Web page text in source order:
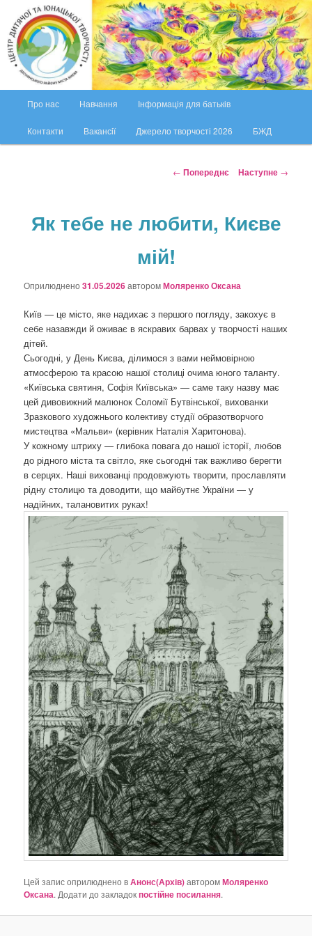
Перейти
основного
вмістуЦДЮТ Деснянського району міста
Києва
ЦДЮТ Деснянського району міста Києва
о
Про нас Навчання Інформація для батьків
Контакти Вакансії Джерело творчості 2026 БЖД
Н
і
г
ц
я
о
з
п
и
с
а
х
← Попереднє Наступне →
Як тебе не любити, Києве
мій!
Оприлюднено31.05.2026авторомМоляренко Оксана
Київ — це місто, яке надихає з першого погляду, закохує в
себе назавжди й оживає в яскравих барвах у творчості наших
дітей.
Сьогодні, у День Києва, ділимося з вами неймовірною
атмосферою та красою нашої столиці очима юного таланту.
«Київська святиня, Софія Київська» — саме таку назву має
цей дивовижний малюнок Соломії Бутвінської, вихованки
Зразкового художнього колективу студії образотворчого
мистецтва «Мальви» (керівник Наталія Харитонова).
У кожному штриху — глибока повага до нашої історії, любов
до рідного міста та світло, яке сьогодні так важливо берегти
в серцях. Наші вихованці продовжують творити, прославляти
рідну столицю та доводити, що майбутнє України — у
надійних, талановитих руках!
Цей запис оприлюднено вАнонс(Архів)авторомМоляренко
Оксана. Додати до закладокпостійне посилання.